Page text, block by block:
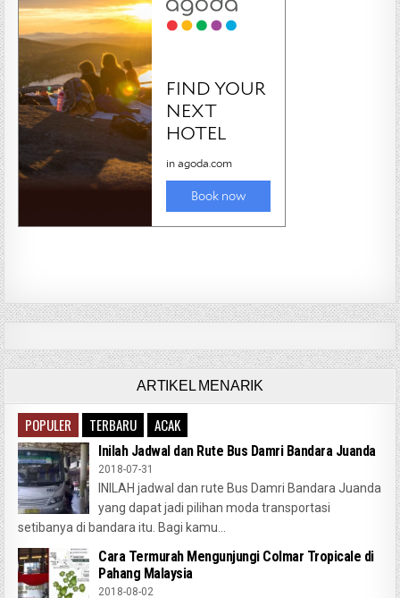
ARTIKEL MENARIK
POPULER TERBARU ACAK
Inilah Jadwal dan Rute Bus Damri Bandara Juanda
2018-07-31
INILAH jadwal dan rute Bus Damri Bandara Juanda
yang dapat jadi pilihan moda transportasi
setibanya di bandara itu. Bagi kamu...
Cara Termurah Mengunjungi Colmar Tropicale di
Pahang Malaysia
2018-08-02